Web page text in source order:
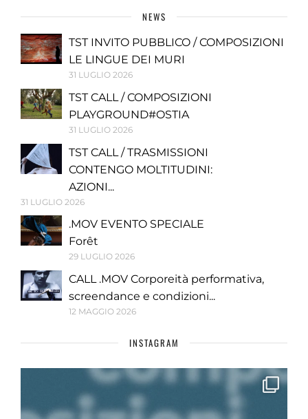
NEWS
TST INVITO PUBBLICO / COMPOSIZIONI
LE LINGUE DEI MURI
31 LUGLIO 2026
TST CALL / COMPOSIZIONI
PLAYGROUND#OSTIA
31 LUGLIO 2026
TST CALL / TRASMISSIONI
CONTENGO MOLTITUDINI:
AZIONI...
31 LUGLIO 2026
.MOV EVENTO SPECIALE
Forêt
29 LUGLIO 2026
CALL .MOV Corporeità performativa,
screendance e condizioni...
12 MAGGIO 2026
INSTAGRAM